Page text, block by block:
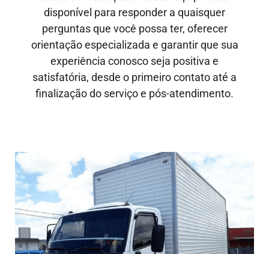
disponível para responder a quaisquer
perguntas que você possa ter, oferecer
orientação especializada e garantir que sua
experiência conosco seja positiva e
satisfatória, desde o primeiro contato até a
finalização do serviço e pós-atendimento.